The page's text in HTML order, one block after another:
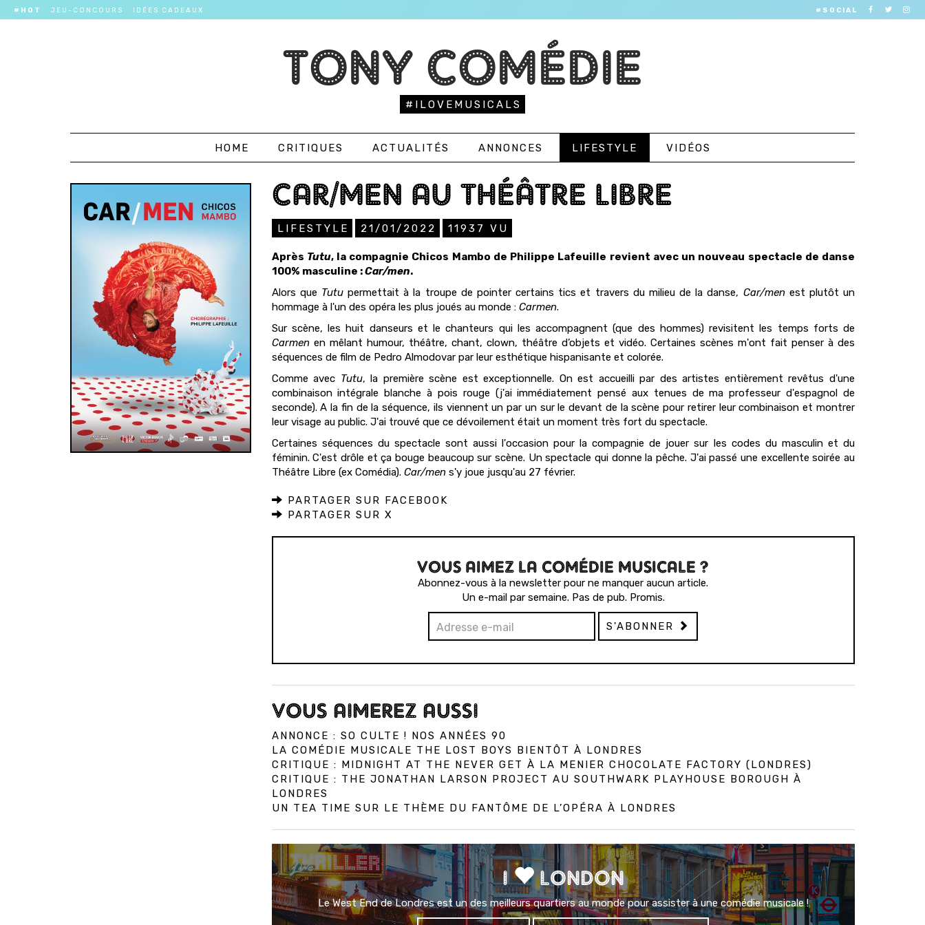
#SOCIAL
#HOT JEU-CONCOURS IDÉES CADEAUX
TONY COMÉDIE
#ILOVEMUSICALS
HOME CRITIQUES ACTUALITÉS ANNONCES LIFESTYLE VIDÉOS
CAR/MEN AU THÉÂTRE LIBRE
LIFESTYLE 21/01/2022 11937 VU
Après Tutu, la compagnie Chicos Mambo de Philippe Lafeuille revient avec un nouveau spectacle de danse
100% masculine :Car/men.
Alors que Tutupermettait à la troupe de pointer certains tics et travers du milieu de la danse, Car/menest plutôt un
hommage à l'un des opéra les plus joués au monde : Carmen.
Sur scène, les huit danseurs et le chanteurs qui les accompagnent (que des hommes) revisitent les temps forts de
Carmenen mêlant humour, théâtre, chant, clown, théâtre d’objets et vidéo. Certaines scènes m'ont fait penser à des
séquences de film de Pedro Almodovar par leur esthétique hispanisante et colorée.
Comme avec Tutu, la première scène est exceptionnelle. On est accueilli par des artistes entièrement revêtus d'une
combinaison intégrale blanche à pois rouge (j'ai immédiatement pensé aux tenues de ma professeur d'espagnol de
seconde). A la fin de la séquence, ils viennent un par un sur le devant de la scène pour retirer leur combinaison et montrer
leur visage au public. J'ai trouvé que ce dévoilement était un moment très fort du spectacle.
Certaines séquences du spectacle sont aussi l'occasion pour la compagnie de jouer sur les codes du masculin et du
féminin. C'est drôle et ça bouge beaucoup sur scène. Un spectacle qui donne la pêche. J'ai passé une excellente soirée au
Théâtre Libre (ex Comédia). Car/mens'y joue jusqu'au 27 février.
PARTAGER SUR FACEBOOK
PARTAGER SUR X
VOUS AIMEZ LA COMÉDIE MUSICALE ?
Abonnez-vous à la newsletter pour ne manquer aucun article.
Un e-mail par semaine. Pas de pub. Promis.
S'ABONNER
VOUS AIMEREZ AUSSI
ANNONCE : SO CULTE ! NOS ANNÉES 90
LA COMÉDIE MUSICALE THE LOST BOYS BIENTÔT À LONDRES
CRITIQUE : MIDNIGHT AT THE NEVER GET À LA MENIER CHOCOLATE FACTORY (LONDRES)
CRITIQUE : THE JONATHAN LARSON PROJECT AU SOUTHWARK PLAYHOUSE BOROUGH À
LONDRES
UN TEA TIME SUR LE THÈME DU FANTÔME DE L’OPÉRA À LONDRES
I LONDON
Le West End de Londres est un des meilleurs quartiers au monde pour assister à une comédie musicale !